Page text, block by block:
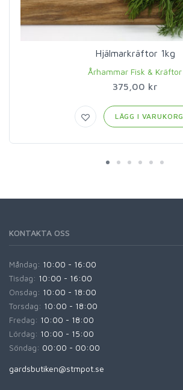
Hjälmarkräftor 1kg
Århammar Fisk & Kräftor
375,00 kr
LÄGG I VARUKORG
KONTAKTA OSS
Måndag: 10:00 - 16:00
Tisdag: 10:00 - 16:00
Onsdag: 10:00 - 18:00
Torsdag: 10:00 - 18:00
Fredag: 10:00 - 18:00
Lördag: 10:00 - 15:00
Söndag: 00:00 - 00:00
gardsbutiken@stmpot.se